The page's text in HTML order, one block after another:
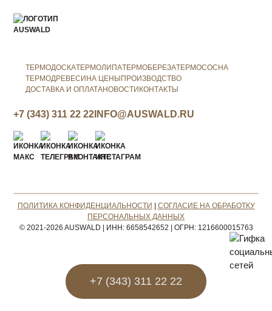
+7 (343) 311 22 22
ТЕРМОДОСКАТЕРМОЛИПАТЕРМОБЕРЕЗАТЕРМОСОСНА
ТЕРМОДРЕВЕСИНА ЦЕНЫ ПРОИЗВОДСТВО
ДОСТАВКА И ОПЛАТАНОВОСТИ КОНТАКТЫ
+7 (343) 311 22 22 INFO@AUSWALD.RU
ПОЛИТИКА КОНФИДЕНЦИАЛЬНОСТИ
СОГЛАСИЕ НА ОБРАБОТКУ
ПЕРСОНАЛЬНЫХ ДАННЫХ
© 2021-2026 AUSWALD
ИНН: 6658542652 ОГРН: 1216600015763